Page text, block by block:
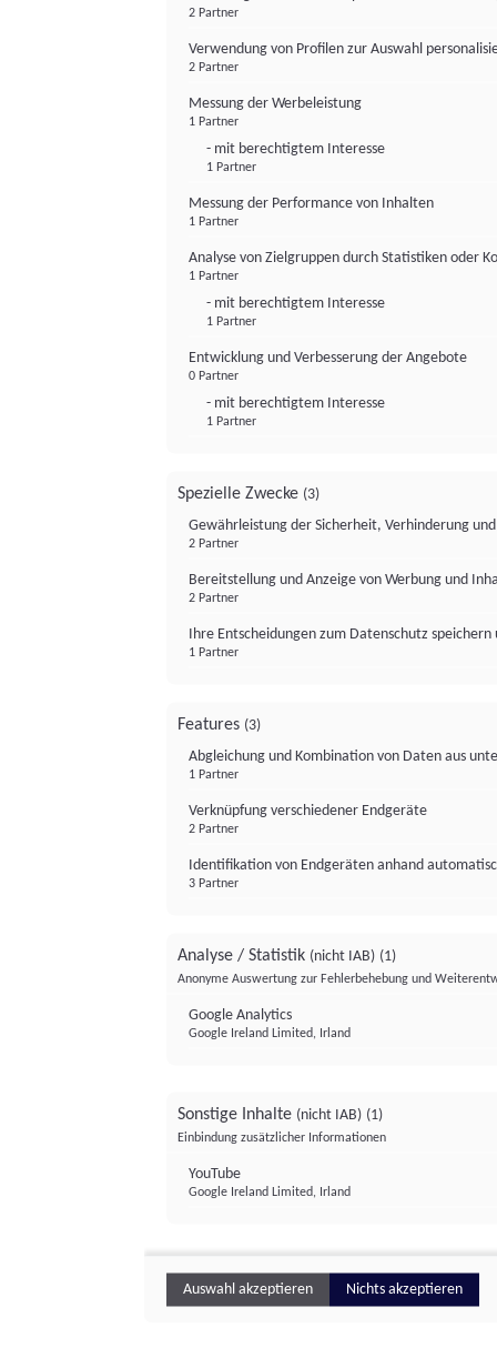
2 Partner
Verwendung von Profilen zur Auswahl
2 Partner
Messung der Werbeleistung
1 Partner
- mit berechtigtem Interesse
1 Partner
Messung der Performance von Inhalten
1 Partner
Analyse von Zielgruppen durch Statistiken oder
1 Partner
- mit berechtigtem Interesse
1 Partner
Entwicklung und Verbesserung der Angebote
0 Partner
- mit berechtigtem Interesse
1 Partner
Spezielle Zwecke (3)
Gewährleistung der Sicherheit, Verhinderung
2 Partner
Bereitstellung und Anzeige von Werbung und
2 Partner
Ihre Entscheidungen zum Datenschutz
1 Partner
Features (3)
Abgleichung und Kombination von Daten aus
1 Partner
Verknüpfung verschiedener Endgeräte
2 Partner
Identifikation von Endgeräten anhand
3 Partner
Analyse / Statistik (nicht IAB) (1)
Anonyme Auswertung zur Fehlerbehebung und
Google Analytics
Google Ireland Limited, Irland
Sonstige Inhalte (nicht IAB) (1)
Einbindung zusätzlicher Informationen
YouTube
Google Ireland Limited, Irland
Auswahl akzeptieren Nichts akzeptieren